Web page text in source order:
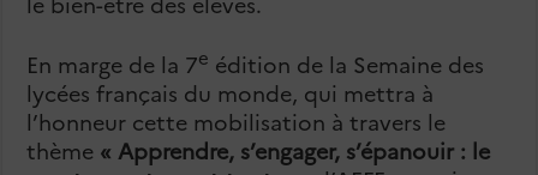
En marge de la 7e édition de la Semaine des
lycées français du monde, qui mettra à
l’honneur cette mobilisation à travers le
thème « Apprendre, s’engager, s’épanouir : le